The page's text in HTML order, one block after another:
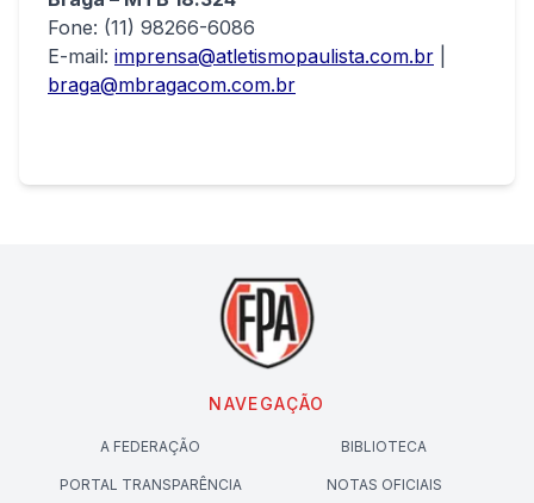
Fone: (11) 98266-6086
E-mail: imprensa@atletismopaulista.com.br
braga@mbragacom.com.br
NAVEGAÇÃO
A FEDERAÇÃO BIBLIOTECA
PORTAL TRANSPARÊNCIA NOTAS OFICIAIS